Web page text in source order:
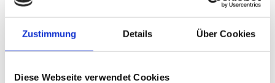
Zustimmung Details Über Cookies
Diese Webseite verwendet Cookies
selbst einen fährt.
Im Rahmen des Beitrags „Trippelschritte in die
Wasserstoffwirtschaft“ (erschienen in „tankstelle“ 03,